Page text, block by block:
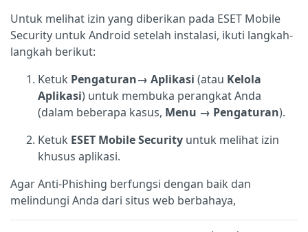
Untuk melihat izin yang diberikan pada ESET Mobile
Security untuk Android setelah instalasi, ikuti langkah-
langkah berikut:
Ketuk Pengaturan→ Aplikasi (atau Kelola
Aplikasi) untuk membuka perangkat Anda
(dalam beberapa kasus, Menu → Pengaturan).
Ketuk ESET Mobile Security untuk melihat izin
khusus aplikasi.
Agar Anti-Phishing berfungsi dengan baik dan
melindungi Anda dari situs web berbahaya,